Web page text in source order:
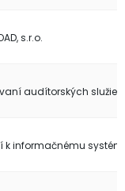
s.r.o.
audítorských služieb
k informačnému